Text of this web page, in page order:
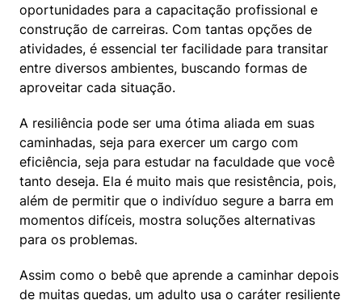
oportunidades para a capacitação profissional e
construção de carreiras. Com tantas opções de
atividades, é essencial ter facilidade para transitar
entre diversos ambientes, buscando formas de
aproveitar cada situação.
A resiliência pode ser uma ótima aliada em suas
caminhadas, seja para exercer um cargo com
eficiência, seja para estudar na faculdade que você
tanto deseja. Ela é muito mais que resistência, pois,
além de permitir que o indivíduo segure a barra em
momentos difíceis, mostra soluções alternativas
para os problemas.
Assim como o bebê que aprende a caminhar depois
de muitas quedas, um adulto usa o caráter resiliente